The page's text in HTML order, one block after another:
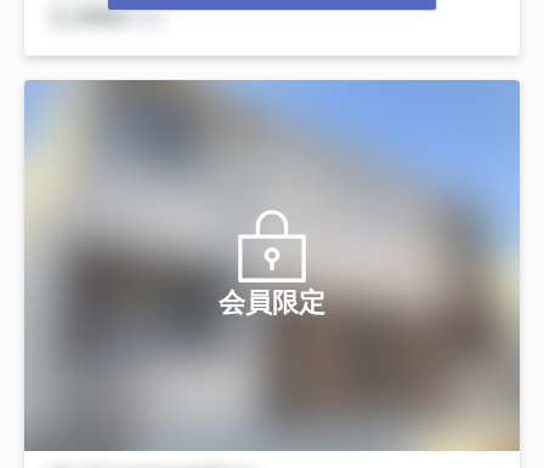
会員限定